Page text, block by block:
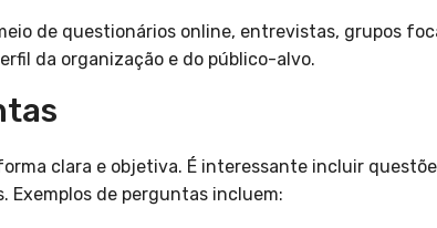
de questionários online, entrevistas, grupos
da organização e do público-alvo.
clara e objetiva. É interessante incluir
de perguntas incluem: